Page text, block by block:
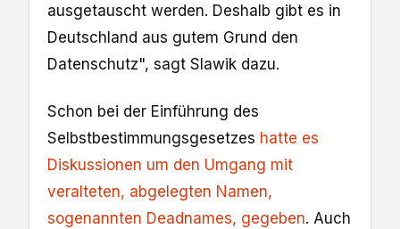
ausgetauscht werden. Deshalb gibt es in
Deutschland aus gutem Grund den
Datenschutz", sagt Slawik dazu.
Schon bei der Einführung des
Selbstbestimmungsgesetzes hatte es
Diskussionen um den Umgang mit
veralteten, abgelegten Namen,
sogenannten Deadnames, gegeben. Auch